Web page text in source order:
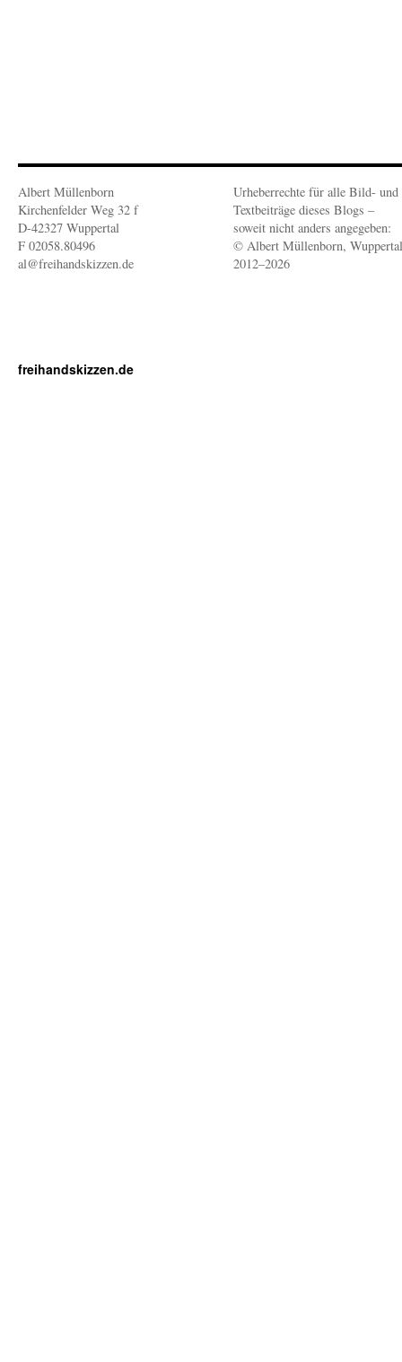
Albert Müllenborn
Kirchenfelder Weg 32 f
D-42327 Wuppertal
F 02058.80496
al@freihandskizzen.de
Urheberrechte für alle Bild- und
Textbeiträge dieses Blogs –
soweit nicht anders angegeben:
© Albert Müllenborn, Wuppertal
2012–2026
freihandskizzen.de